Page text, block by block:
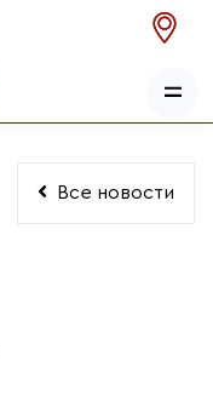
Все новости